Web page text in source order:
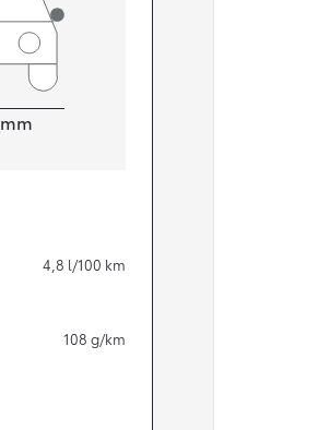
Från 324 900 kr
Toyota C-HR
HYBRID & LADDHYBRID
mm
4,8 l/100 km
108 g/km